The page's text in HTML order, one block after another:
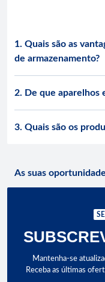
1. Quais são as
de armazenamento?
2. De que aparelhos
3. Quais são os
As suas
Mantenha-se
Receba as últimas